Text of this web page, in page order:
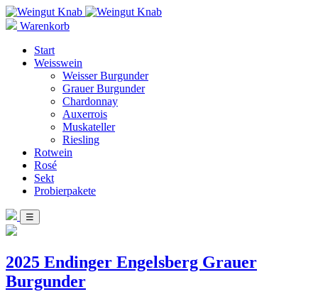
Warenkorb
Start
Weisswein
Weisser Burgunder
Grauer Burgunder
Chardonnay
Auxerrois
Muskateller
Riesling
Rotwein
Rosé
Sekt
Probierpakete
☰
2025 Endinger Engelsberg Grauer
Burgunder